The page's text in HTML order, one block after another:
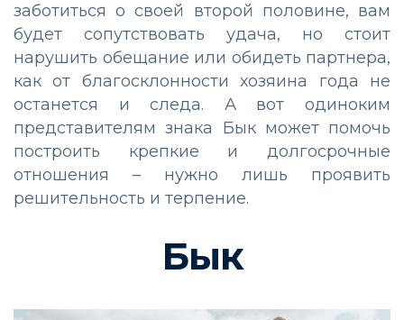
заботиться о своей второй половине, вам
будет сопутствовать удача, но стоит
нарушить обещание или обидеть партнера,
как от благосклонности хозяина года не
останется и следа. А вот одиноким
представителям знака Бык может помочь
построить крепкие и долгосрочные
отношения – нужно лишь проявить
решительность и терпение.
Бык